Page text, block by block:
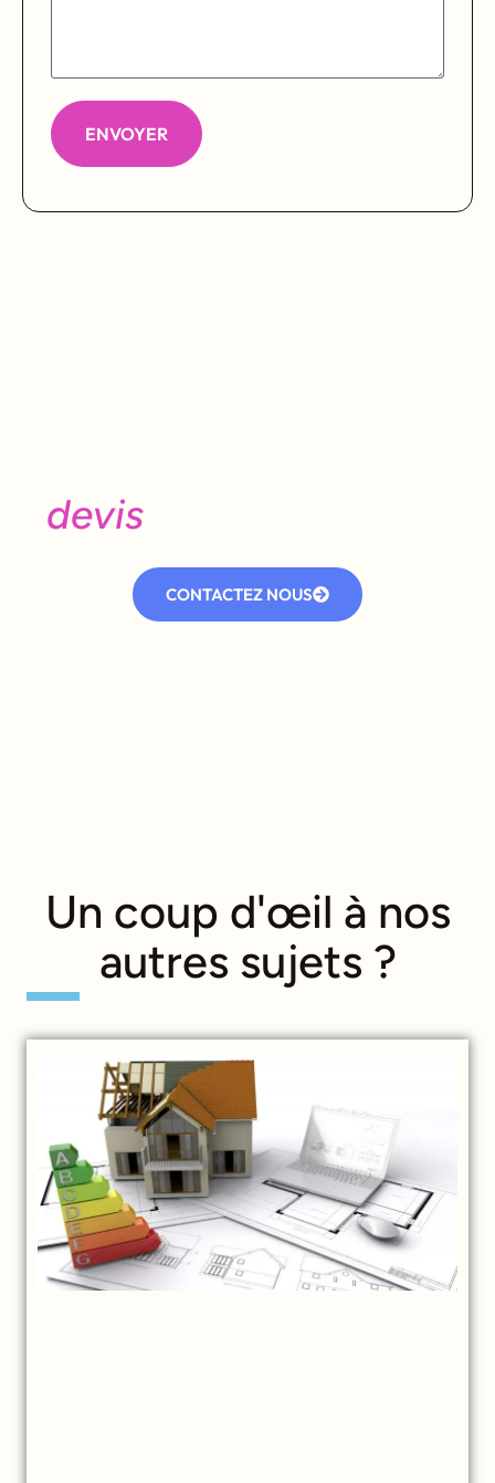
devisou d’une visite ?
CONTACTEZ NOUS
Un coup d'œil à nos
autres sujets ?